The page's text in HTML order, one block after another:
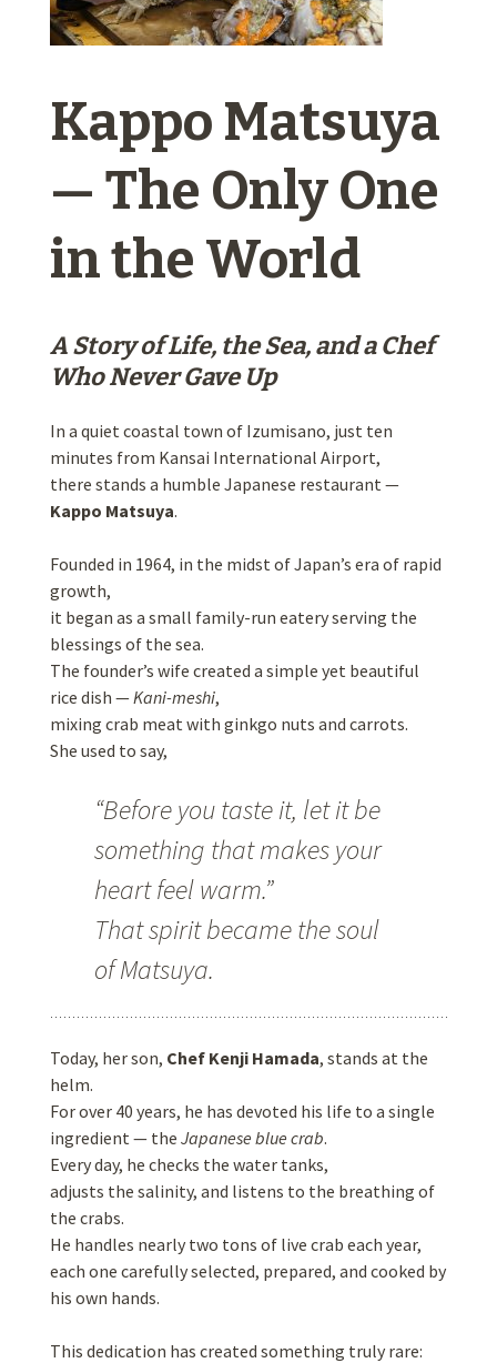
Kappo Matsuya
— The Only One
in the World
A Story of Life, the Sea, and a Chef
Who Never Gave Up
In a quiet coastal town of Izumisano, just ten
minutes from Kansai International Airport,
there stands a humble Japanese restaurant —
Kappo Matsuya.
Founded in 1964, in the midst of Japan’s era of rapid
growth,
it began as a small family-run eatery serving the
blessings of the sea.
The founder’s wife created a simple yet beautiful
rice dish —Kani-meshi,
mixing crab meat with ginkgo nuts and carrots.
She used to say,
“Before you taste it, let it be
something that makes your
heart feel warm.”
That spirit became the soul
of Matsuya.
Today, her son, Chef Kenji Hamada, stands at the
helm.
For over 40 years, he has devoted his life to a single
ingredient — the Japanese blue crab.
Every day, he checks the water tanks,
adjusts the salinity, and listens to the breathing of
the crabs.
He handles nearly two tons of live crab each year,
each one carefully selected, prepared, and cooked by
his own hands.
This dedication has created something truly rare: